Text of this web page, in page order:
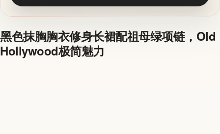
黑色抹胸胸衣修身长裙配祖母绿项链，Old
Hollywood极简魅力